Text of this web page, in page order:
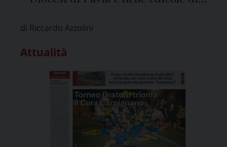
di Riccardo Azzolini
Attualità